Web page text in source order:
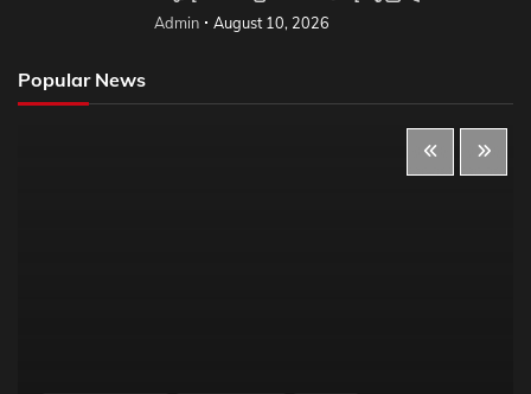
Admin August 10, 2026
Popular News